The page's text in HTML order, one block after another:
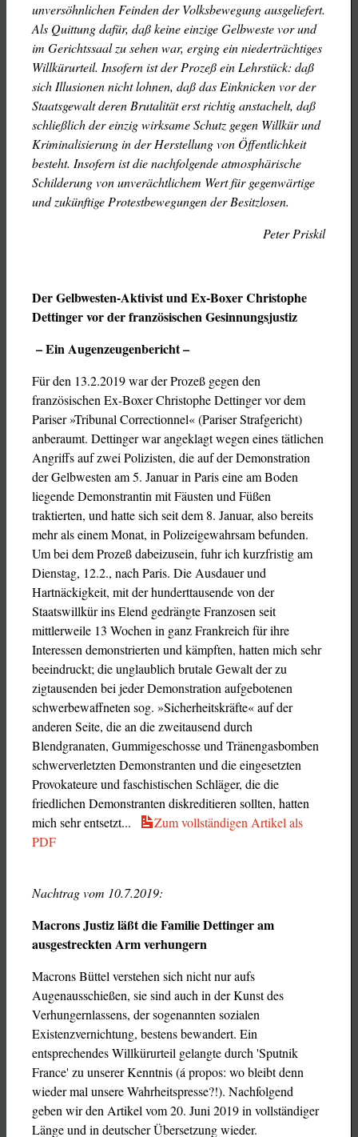
unversöhnlichen Feinden der Volksbewegung ausgeliefert.
Als Quittung dafür, daß keine einzige Gelbweste vor und
im Gerichtssaal zu sehen war, erging ein niederträchtiges
Willkürurteil. Insofern ist der Prozeß ein Lehrstück: daß
sich Illusionen nicht lohnen, daß das Einknicken vor der
Staatsgewalt deren Brutalität erst richtig anstachelt, daß
schließlich der einzig wirksame Schutz gegen Willkür und
Kriminalisierung in der Herstellung von Öffentlichkeit
besteht. Insofern ist die nachfolgende atmosphärische
Schilderung von unverächtlichem Wert für gegenwärtige
und zukünftige Protestbewegungen der Besitzlosen.
Peter Priskil
Der Gelbwesten-Aktivist und Ex-Boxer Christophe
Dettinger vor der französischen Gesinnungsjustiz
– Ein Augenzeugenbericht –
Für den 13.2.2019 war der Prozeß gegen den
französischen Ex-Boxer Christophe Dettinger vor dem
Pariser »Tribunal Correctionnel« (Pariser Strafgericht)
anberaumt. Dettinger war angeklagt wegen eines tätlichen
Angriffs auf zwei Polizisten, die auf der Demonstration
der Gelbwesten am 5. Januar in Paris eine am Boden
liegende Demonstrantin mit Fäusten und Füßen
traktierten, und hatte sich seit dem 8. Januar, also bereits
mehr als einem Monat, in Polizeigewahrsam befunden.
Um bei dem Prozeß dabeizusein, fuhr ich kurzfristig am
Dienstag, 12.2., nach Paris. Die Ausdauer und
Hartnäckigkeit, mit der hunderttausende von der
Staatswillkür ins Elend gedrängte Franzosen seit
mittlerweile 13 Wochen in ganz Frankreich für ihre
Interessen demonstrierten und kämpften, hatten mich sehr
beeindruckt; die unglaublich brutale Gewalt der zu
zigtausenden bei jeder Demonstration aufgebotenen
schwerbewaffneten sog. »Sicherheitskräfte« auf der
anderen Seite, die an die zweitausend durch
Blendgranaten, Gummigeschosse und Tränengasbomben
schwerverletzten Demonstranten und die eingesetzten
Provokateure und faschistischen Schläger, die die
friedlichen Demonstranten diskreditieren sollten, hatten
mich sehr entsetzt...
Zum vollständigen Artikel als
PDF
Nachtrag vom 10.7.2019:
Macrons Justiz läßt die Familie Dettinger am
ausgestreckten Arm verhungern
Macrons Büttel verstehen sich nicht nur aufs
Augenausschießen, sie sind auch in der Kunst des
Verhungernlassens, der sogenannten sozialen
Existenzvernichtung, bestens bewandert. Ein
entsprechendes Willkürurteil gelangte durch 'Sputnik
France' zu unserer Kenntnis (á propos: wo bleibt denn
wieder mal unsere Wahrheitspresse?!). Nachfolgend
geben wir den Artikel vom 20. Juni 2019 in vollständiger
Länge und in deutscher Übersetzung wieder.